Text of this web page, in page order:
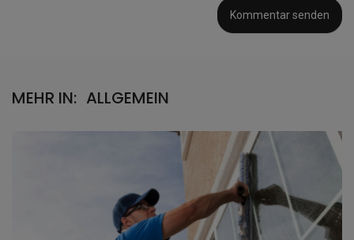
MEHR IN: ALLGEMEIN